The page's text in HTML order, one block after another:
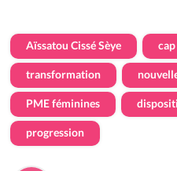
Aïssatou Cissé Sèye cap
transformation
PME féminines
progression